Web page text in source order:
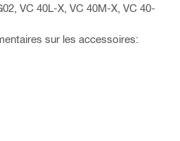
VC 40L-X, VC 40M-X, VC 40-
sur les accessoires: